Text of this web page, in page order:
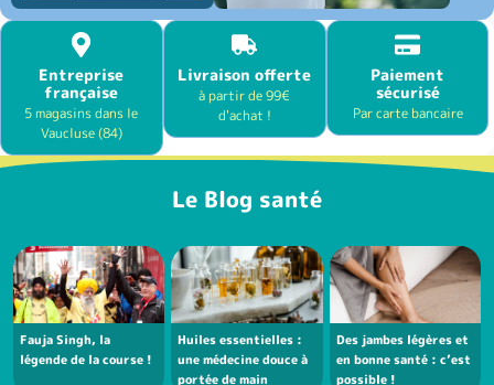
Entreprise
française
5 magasins dans le
Vaucluse (84)
Livraison offerte
à partir de 99€
d'achat !
Paiement
sécurisé
Par carte bancaire
Le Blog santé
Fauja Singh, la
légende de la course !
Huiles essentielles :
une médecine douce à
portée de main
Des jambes légères et
en bonne santé : c’est
possible !